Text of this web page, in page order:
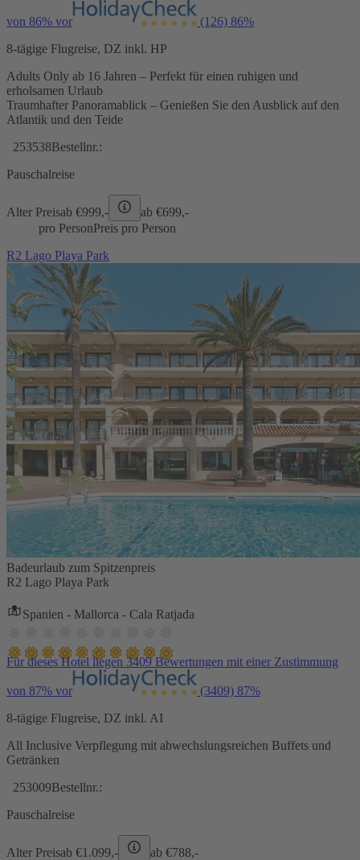
von 86% vor (126) 86%
8-tägige Flugreise, DZ inkl. HP
Adults Only ab 16 Jahren – Perfekt für einen ruhigen und
erholsamen Urlaub
Traumhafter Panoramablick – Genießen Sie den Ausblick auf den
Atlantik und den Teide
253538Bestellnr.:
Pauschalreise
Alter Preisab €999,- ab €699,-
pro PersonPreis pro Person
R2 Lago Playa Park
Badeurlaub zum Spitzenpreis
R2 Lago Playa Park
Spanien - Mallorca - Cala Ratjada
Für dieses Hotel liegen 3409 Bewertungen mit einer Zustimmung
von 87% vor (3409) 87%
8-tägige Flugreise, DZ inkl. AI
All Inclusive Verpflegung mit abwechslungsreichen Buffets und
Getränken
253009Bestellnr.:
Pauschalreise
Alter Preisab €1.099,- ab €788,-